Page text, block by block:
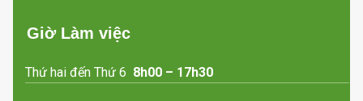
Giờ Làm việc
Thứ hai đến Thứ 6 8h00 – 17h30